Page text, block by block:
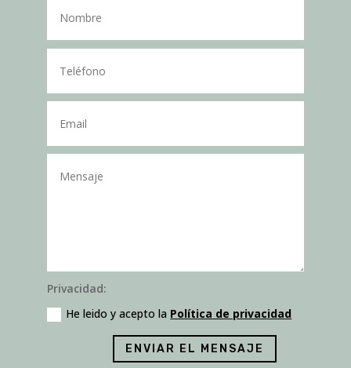
Privacidad:
He leido y acepto la Política de privacidad
ENVIAR EL MENSAJE